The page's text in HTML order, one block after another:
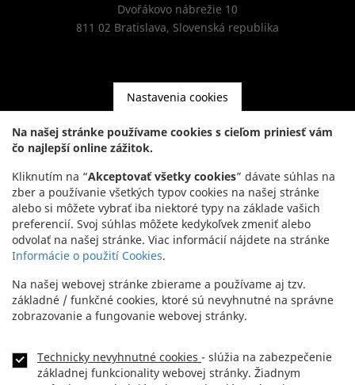
Dvořákovo nábrežie 10
811 02 Bratislava, Slovenská republika
Kontakt
Headquarters: +421 2 5941 8200
Showroom: +421 2 5941 8855
Footer
NEWSLETTER
Nastavenia cookies
Na našej stránke používame cookies s cieľom priniesť vám
čo najlepší online zážitok.
Kliknutím na “Akceptovať všetky cookies” dávate súhlas na
zber a používanie všetkých typov cookies na našej stránke
alebo si môžete vybrať iba niektoré typy na základe vašich
preferencií. Svoj súhlas môžete kedykoľvek zmeniť alebo
odvolať na našej stránke. Viac informácií nájdete na stránke
Informácie o použití Cookies.
Na našej webovej stránke zbierame a používame aj tzv.
základné / funkčné cookies, ktoré sú nevyhnutné na správne
zobrazovanie a fungovanie webovej stránky.
Technicky nevyhnutné cookies - slúžia na zabezpečenie
základnej funkcionality webovej stránky. Žiadnym